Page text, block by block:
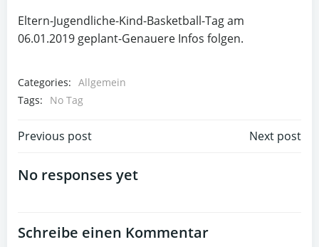
Eltern-Jugendliche-Kind-Basketball-Tag am
06.01.2019 geplant-Genauere Infos folgen.
Categories: Allgemein
Tags:
No Tag
Post
navigation
Previous post Next post
No responses yet
Schreibe einen Kommentar